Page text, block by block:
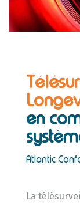
en
Atlantic
La